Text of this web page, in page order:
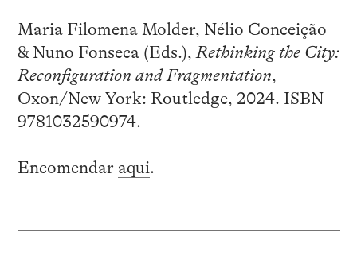
Maria Filomena Molder, Nélio Conceição
& Nuno Fonseca (Eds.), Rethinking the City:
Reconfiguration and Fragmentation,
Oxon/New York: Routledge, 2024. ISBN
9781032590974.
Encomendar aqui.